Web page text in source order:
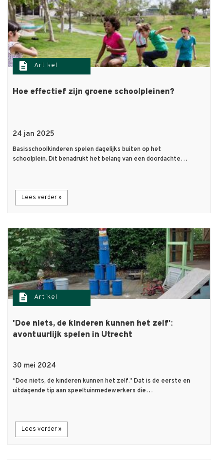
description Artikel
Hoe effectief zijn groene schoolpleinen?
24 jan 2025
Basisschoolkinderen spelen dagelijks buiten op het
schoolplein. Dit benadrukt het belang van een doordachte…
Lees verder »
description Artikel
'Doe niets, de kinderen kunnen het zelf':
avontuurlijk spelen in Utrecht
30 mei 2024
“Doe niets, de kinderen kunnen het zelf.” Dat is de eerste en
uitdagende tip aan speeltuinmedewerkers die…
Lees verder »